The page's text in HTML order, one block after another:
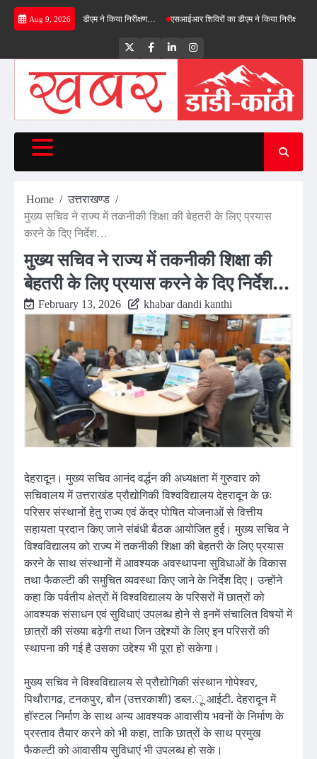
Skip
Aug 9, 2026
बाईपास का डीएम ने किया निरीक्षण… एसआईआर शिविरों का डीएम ने किया निरीक्षण, बोले—कोई
TwitterFacebookLinkedInInstagram
Home
उत्तराखण्ड
मुख्य सचिव ने राज्य में तकनीकी शिक्षा की बेहतरी के लिए प्रयास
करने के दिए निर्देश…
मुख्य सचिव ने राज्य में तकनीकी शिक्षा की
बेहतरी के लिए प्रयास करने के दिए निर्देश…
February 13, 2026 khabar dandi kanthi
देहरादून। मुख्य सचिव आनंद वर्द्धन की अध्यक्षता में गुरुवार को
सचिवालय में उत्तराखंड प्रौद्योगिकी विश्वविद्यालय देहरादून के छः
परिसर संस्थानों हेतु राज्य एवं केंद्र पोषित योजनाओं से वित्तीय
सहायता प्रदान किए जाने संबंधी बैठक आयोजित हुई। मुख्य सचिव ने
विश्वविद्यालय को राज्य में तकनीकी शिक्षा की बेहतरी के लिए प्रयास
करने के साथ संस्थानों में आवश्यक अवस्थापना सुविधाओं के विकास
तथा फैकल्टी की समुचित व्यवस्था किए जाने के निर्देश दिए। उन्होंने
कहा कि पर्वतीय क्षेत्रों में विश्वविद्यालय के परिसरों में छात्रों को
आवश्यक संसाधन एवं सुविधाएं उपलब्ध होने से इनमें संचालित विषयों में
छात्रों की संख्या बढ़ेगी तथा जिन उद्देश्यों के लिए इन परिसरों की
स्थापना की गई है उसका उद्देश्य भी पूरा हो सकेगा।
मुख्य सचिव ने विश्वविद्यालय से प्रौद्योगिकी संस्थान गोपेश्वर,
पिथौरागढ, टनकपुर, बौन (उत्तरकाशी) डब्ल.ू आईटी. देहरादून में
हॉस्टल निर्माण के साथ अन्य आवश्यक आवासीय भवनों के निर्माण के
प्रस्ताव तैयार करने को भी कहा, ताकि छात्रों के साथ प्रमुख
फैकल्टी को आवासीय सुविधाएं भी उपलब्ध हो सके।